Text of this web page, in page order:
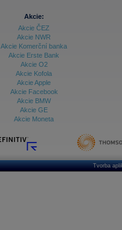
Akcie:
Akcie ČEZ
Akcie NWR
Akcie Komerční banka
Akcie Erste Bank
Akcie O2
Akcie Kofola
Akcie Apple
Akcie Facebook
Akcie BMW
Akcie GE
Akcie Moneta
Tvorba